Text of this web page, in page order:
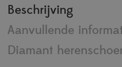
Beschrijving
Aanvullende
Diamant